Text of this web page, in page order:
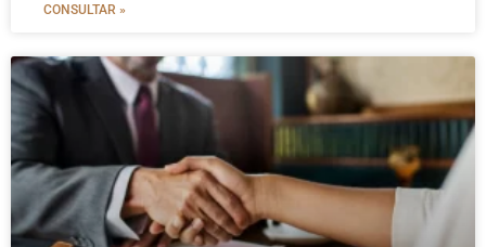
CONSULTAR »